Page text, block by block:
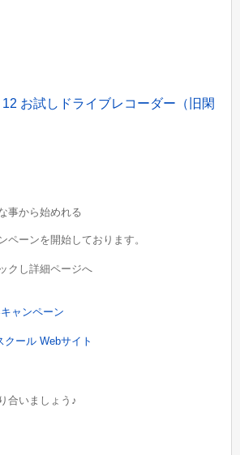
お試しドライブレコーダー（旧閑
事から始めれる
ペーンを開始しております。
クし詳細ページへ
ャンペーン
クール Webサイト
合いましょう♪